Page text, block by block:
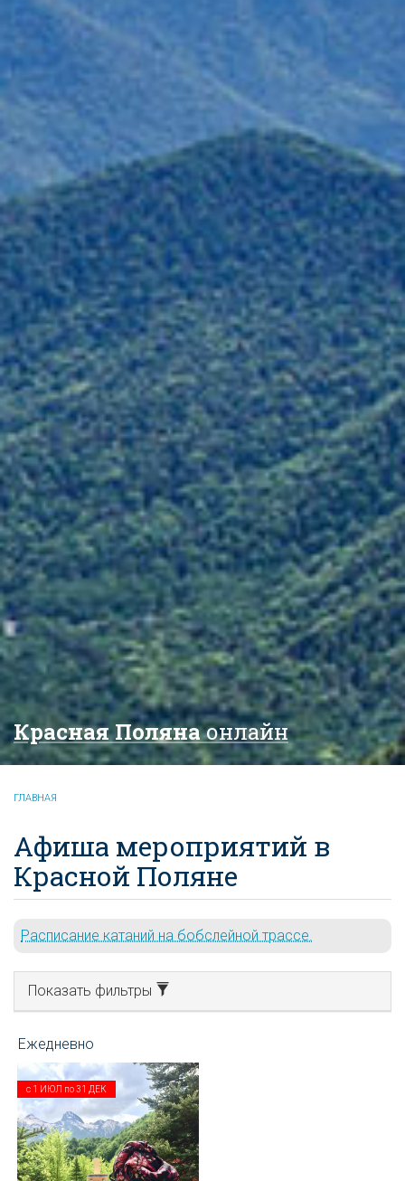
Красная Полянаонлайн
ГЛАВНАЯ
Афиша мероприятий в
Красной Поляне
Расписание катаний на бобслейной трассе.
Показать фильтры
с 1 ИЮЛ по31 ДЕК